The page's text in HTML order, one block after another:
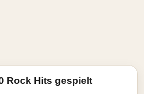
Rock Hits gespielt